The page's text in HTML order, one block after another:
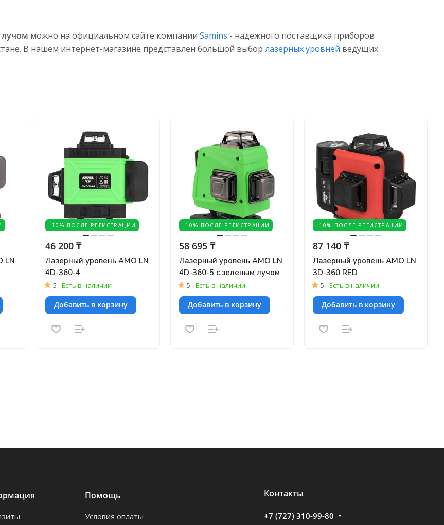
лучом можно на официальном сайте компании Samins - надежного поставщика приборов
В нашем интернет-магазине представлен большой выбор лазерных уровней ведущих
LN
-10% ПОСЛЕ РЕГИСТРАЦИИ
46 200 ₸
Лазерный уровень AMO LN
4D-360-4
5 Есть в наличии
Добавить в корзину
-10% ПОСЛЕ РЕГИСТРАЦИИ
58 695 ₸
Лазерный уровень AMO LN
4D-360-5 с зеленым лучом
5 Есть в наличии
Добавить в корзину
-10% ПОСЛЕ РЕГИСТРАЦИИ
87 140 ₸
Лазерный уровень AMO LN
3D-360 RED
5 Есть в наличии
Добавить в корзину
Помощь
Условия оплаты
Контакты
+7 (727) 310-99-80